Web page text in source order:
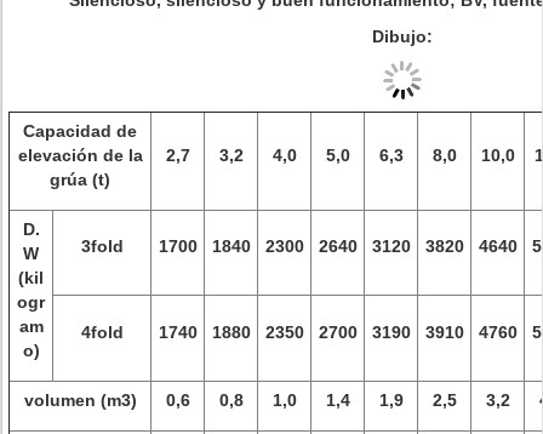
Dibujo:
Capacidad de
elevación de la
grúa (t)
2,7 3,2 4,0 5,0 6,3 8,0 10,0
D.
W
(kil
ogr
am
o)
3fold 1700 1840 2300 2640 3120 3820 4640
4fold 1740 1880 2350 2700 3190 3910 4760
volumen (m3) 0,6 0,8 1,0 1,4 1,9 2,5 3,2